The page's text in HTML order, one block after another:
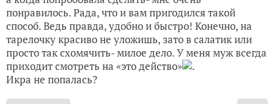
понравилось. Рада, что и вам пригодился такой
способ. Ведь правда, удобно и быстро! Конечно, на
тарелочку красиво не уложишь, зато в салатик или
просто так схомячить- милое дело. У меня муж всегда
приходит смотреть на «это действо»
.
Икра не попалась?